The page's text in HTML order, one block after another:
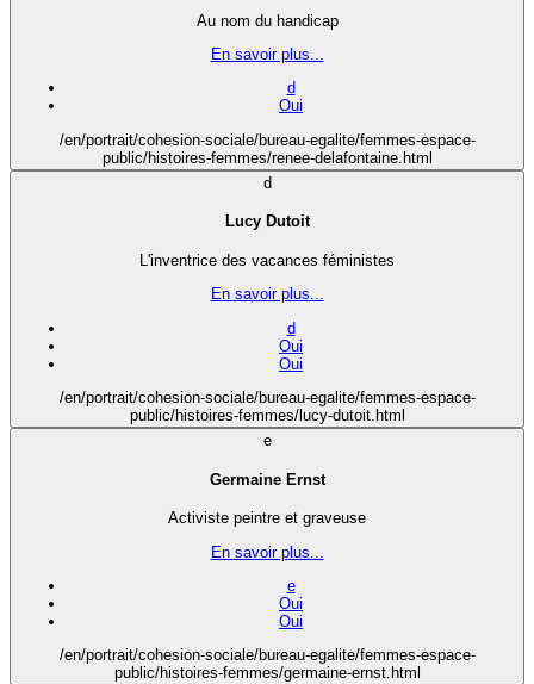
Au nom du handicap
En savoir plus...
d
Oui
/en/portrait/cohesion-sociale/bureau-egalite/femmes-espace-
public/histoires-femmes/renee-delafontaine.html
d
Lucy Dutoit
L'inventrice des vacances féministes
En savoir plus...
d
Oui
Oui
/en/portrait/cohesion-sociale/bureau-egalite/femmes-espace-
public/histoires-femmes/lucy-dutoit.html
e
Germaine Ernst
Activiste peintre et graveuse
En savoir plus...
e
Oui
Oui
/en/portrait/cohesion-sociale/bureau-egalite/femmes-espace-
public/histoires-femmes/germaine-ernst.html